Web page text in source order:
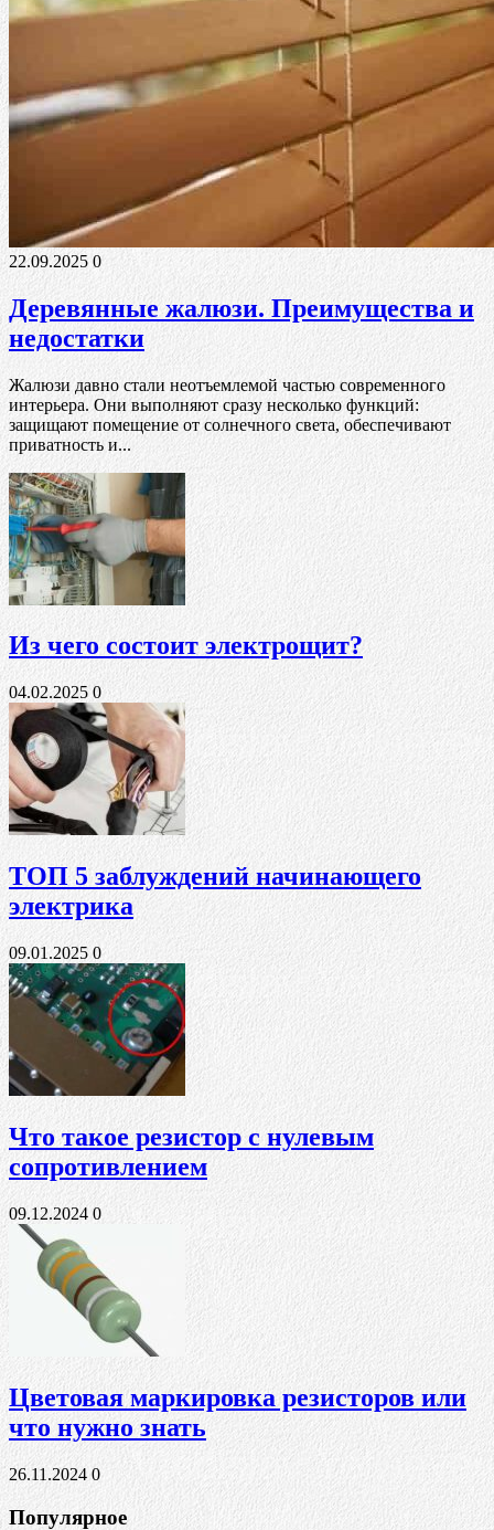
22.09.2025 0
Деревянные жалюзи. Преимущества и
недостатки
Жалюзи давно стали неотъемлемой частью современного
интерьера. Они выполняют сразу несколько функций:
защищают помещение от солнечного света, обеспечивают
приватность и...
Из чего состоит электрощит?
04.02.2025 0
ТОП 5 заблуждений начинающего
электрика
09.01.2025 0
Что такое резистор с нулевым
сопротивлением
09.12.2024 0
Цветовая маркировка резисторов или
что нужно знать
26.11.2024 0
Популярное